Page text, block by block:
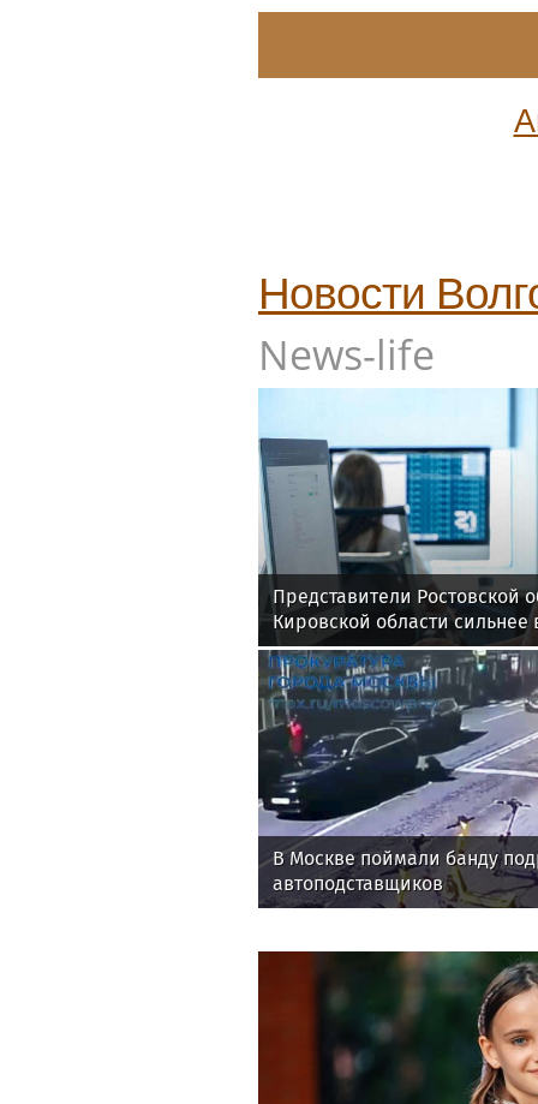
Новости
News-life
Представители Ростовской
Кировской области
задач по физике в рамках
контрольной "Выходи
В Москве поймали банду
автоподставщиков